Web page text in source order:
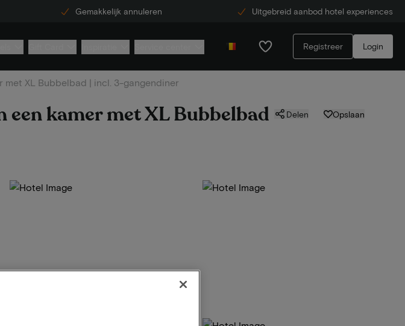
Gemakkelijk annuleren Uitgebreid aanbod hotel experiences
Registreer Login
XL Bubbelbad | incl. 3-gangendiner
kamer met XL Bubbelbad Delen Opslaan